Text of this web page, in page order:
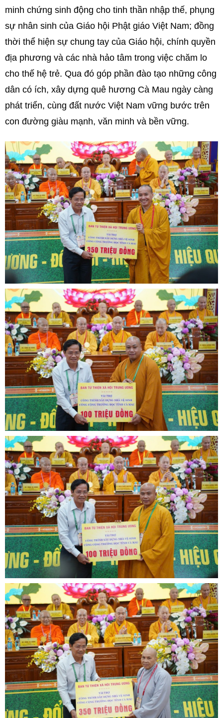
minh chứng sinh động cho tinh thần nhập thế, phụng
sự nhân sinh của Giáo hội Phật giáo Việt Nam; đồng
thời thể hiện sự chung tay của Giáo hội, chính quyền
địa phương và các nhà hảo tâm trong việc chăm lo
cho thế hệ trẻ. Qua đó góp phần đào tạo những công
dân có ích, xây dựng quê hương Cà Mau ngày càng
phát triển, cùng đất nước Việt Nam vững bước trên
con đường giàu mạnh, văn minh và bền vững.